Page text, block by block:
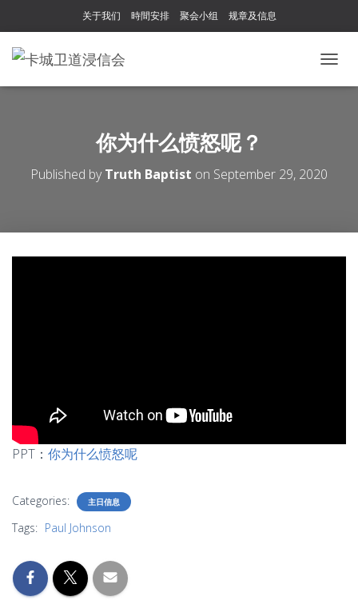
关于我们 時間安排 聚会小组 规章及信息
O
T
你为什么愤怒呢？
Published byTruth Baptist on September 29, 2020
PPT： 你为什么愤怒呢
Categories: 主日信息
Tags: Paul Johnson